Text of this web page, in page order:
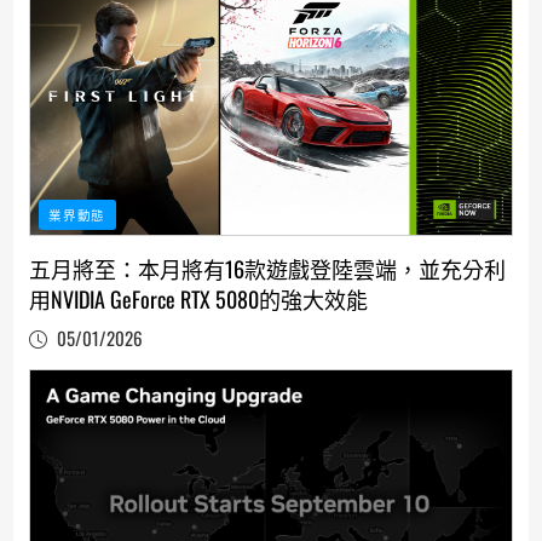
業界動態
五月將至：本月將有16款遊戲登陸雲端，並充分利
用NVIDIA GeForce RTX 5080的強大效能
05/01/2026